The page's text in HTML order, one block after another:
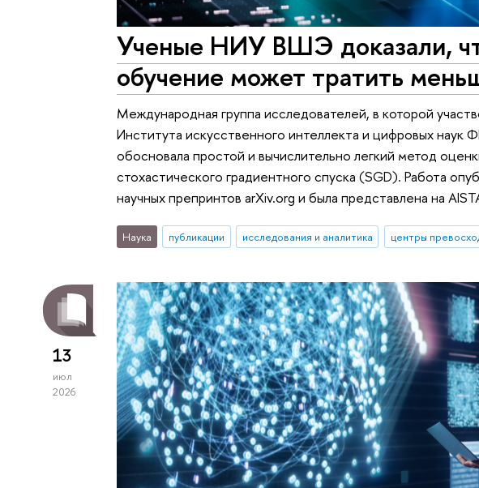
Ученые НИУ ВШЭ доказали,
обучение может тратить
Международная группа исследователей, в которой
Института искусственного интеллекта и цифровых
обосновала простой и вычислительно легкий метод
стохастического градиентного спуска (SGD). Работа
научных препринтов arXiv.org и была представлена на
Наука публикации исследования и аналитика центры
13
июл
2026